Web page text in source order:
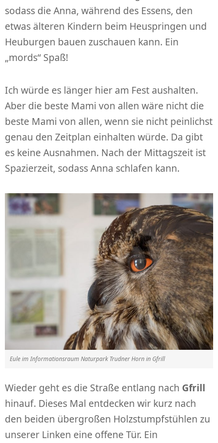
sodass die Anna, während des Essens, den
etwas älteren Kindern beim Heuspringen und
Heuburgen bauen zuschauen kann. Ein
„mords“ Spaß!
Ich würde es länger hier am Fest aushalten.
Aber die beste Mami von allen wäre nicht die
beste Mami von allen, wenn sie nicht peinlichst
genau den Zeitplan einhalten würde. Da gibt
es keine Ausnahmen. Nach der Mittagszeit ist
Spazierzeit, sodass Anna schlafen kann.
Eule im Informationsraum Naturpark Trudner Horn in Gfrill
Wieder geht es die Straße entlang nach Gfrill
hinauf. Dieses Mal entdecken wir kurz nach
den beiden übergroßen Holzstumpfstühlen zu
unserer Linken eine offene Tür. Ein